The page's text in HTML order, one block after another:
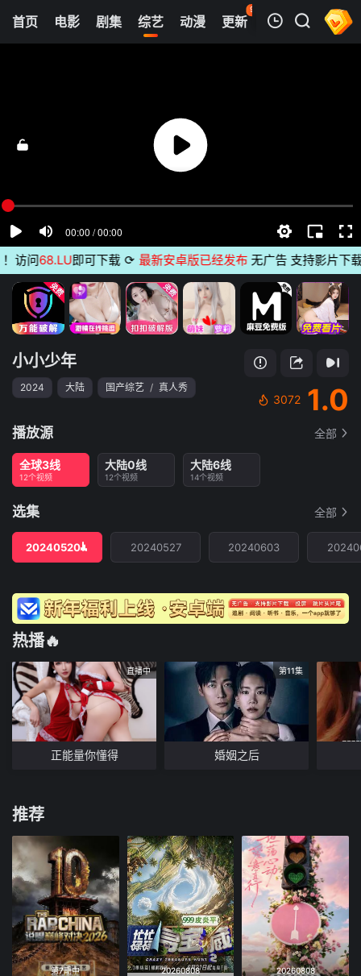
首页 电影 剧集 综艺 动漫 更新
93
热榜 APP
清空
问68.LU即可下载 ⟳ 最新安卓版已经发布无广告 支持影片下载 支
小小少年
2024 大陆 国产综艺 / 真人秀
3072 1.0
播放源 全部
全球3线
12个视频
大陆0线
12个视频
大陆6线
14个视频
选集 全部
20240520 20240527 20240603
热播🔥
直播中
正能量你懂得
第11集
婚姻之后
推荐
第7期中 20260808 20260808